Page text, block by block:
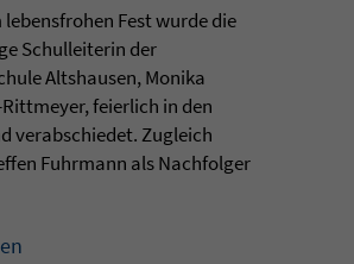
lebensfrohen Fest wurde die
Schulleiterin der
Altshausen, Monika
feierlich in den
verabschiedet. Zugleich
Fuhrmann als Nachfolger